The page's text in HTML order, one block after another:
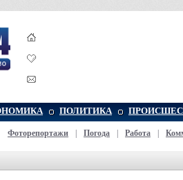
ПОЛИТИКА
Фоторепортажи Погода Работа